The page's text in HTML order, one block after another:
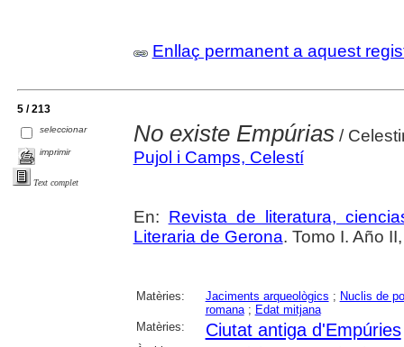
Enllaç permanent a aquest
5 / 213
seleccionar
imprimir
Text complet
No existe Empúrias/
Pujol i Camps, Celestí
En: Revista de literatura,
Literaria de Gerona. Tomo I. Año
Matèries: Jaciments arqueològics ; Nuclis de
romana; Edat mitjana
Matèries:
Ciutat antiga d'Empúries